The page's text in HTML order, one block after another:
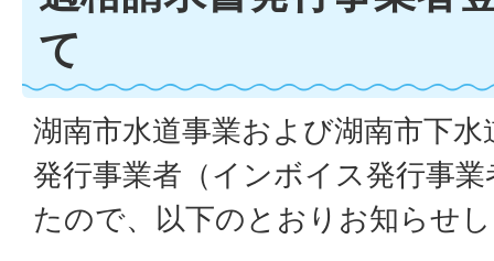
て
湖南市水道事業および湖南市下
発行事業者（インボイス発行事
たので、以下のとおりお知らせ